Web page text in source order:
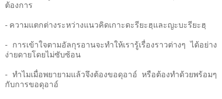
ต้องการ
- ความแตกต่างระหว่างแนวคิดเกาะดะรียะฮฺและญะบะรียะฮฺ
- การเข้าใจตามอัลกุรอานจะทำให้เรารู้เรื่องราวต่างๆ ได้อย่าง
ง่ายดายโดยไม่ซับซ้อน
- ทำไมเมื่อพยายามแล้วจึงต้องขอดุอาอ์ หรือต้องทำด้วยพร้อมๆ
กับการขอดุอาอ์